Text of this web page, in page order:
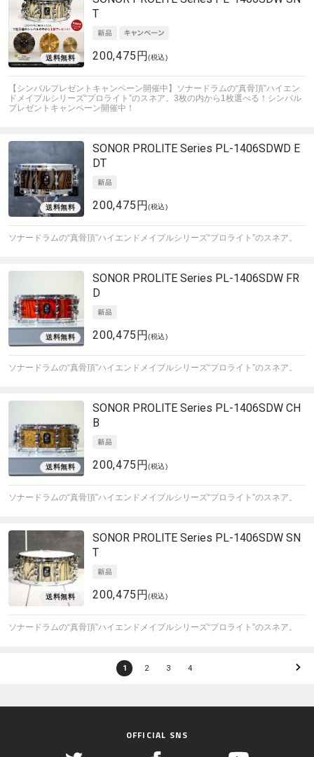
T
200,475円(税込)
【シンバルプレゼントキャンペーン開催中】ソナードラムの“真骨頂”ハイエン
ドメイプルシリーズ“プロライト”のスネア。3枚の内から1枚選べる！シンバル
プレゼントキャンペーン開催中！
SONOR PROLITE Series PL-1406SDWD E
DT
200,475円(税込)
ソナードラムの“真骨頂”ハイエンドメイプルシリーズ“プロライト”のスネア。
SONOR PROLITE Series PL-1406SDW FR
D
200,475円(税込)
ソナードラムの“真骨頂”ハイエンドメイプルシリーズ“プロライト”のスネア。
SONOR PROLITE Series PL-1406SDW CH
B
200,475円(税込)
ソナードラムの“真骨頂”ハイエンドメイプルシリーズ“プロライト”のスネア。
SONOR PROLITE Series PL-1406SDW SN
T
200,475円(税込)
ソナードラムの“真骨頂”ハイエンドメイプルシリーズ“プロライト”のスネア。
1 2 3 4
OFFICIAL SNS